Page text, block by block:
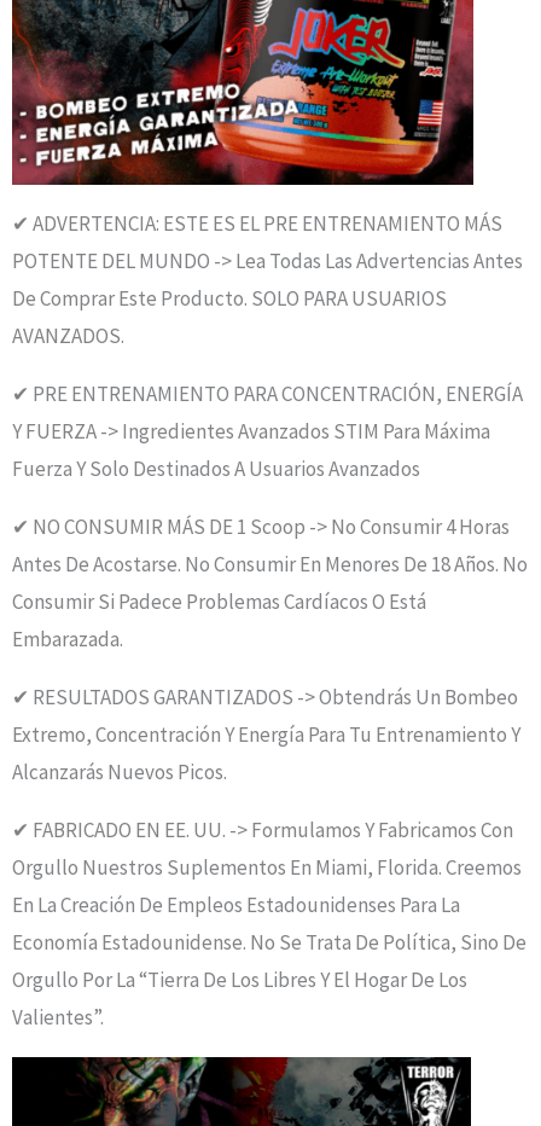
✔ ADVERTENCIA: ESTE ES EL PRE ENTRENAMIENTO MÁS
POTENTE DEL MUNDO -> Lea Todas Las Advertencias Antes
De Comprar Este Producto. SOLO PARA USUARIOS
AVANZADOS.
✔ PRE ENTRENAMIENTO PARA CONCENTRACIÓN, ENERGÍA
Y FUERZA -> Ingredientes Avanzados STIM Para Máxima
Fuerza Y ​​solo Destinados A Usuarios Avanzados
✔ NO CONSUMIR MÁS DE 1 Scoop -> No Consumir 4 Horas
Antes De Acostarse. No Consumir En Menores De 18 Años. No
Consumir Si Padece Problemas Cardíacos O Está
Embarazada.
✔ RESULTADOS GARANTIZADOS -> Obtendrás Un Bombeo
Extremo, Concentración Y Energía Para Tu Entrenamiento Y
Alcanzarás Nuevos Picos.
✔ FABRICADO EN EE. UU. -> Formulamos Y Fabricamos Con
Orgullo Nuestros Suplementos En Miami, Florida. Creemos
En La Creación De Empleos Estadounidenses Para La
Economía Estadounidense. No Se Trata De Política, Sino De
Orgullo Por La “tierra De Los Libres Y El Hogar De Los
Valientes”.